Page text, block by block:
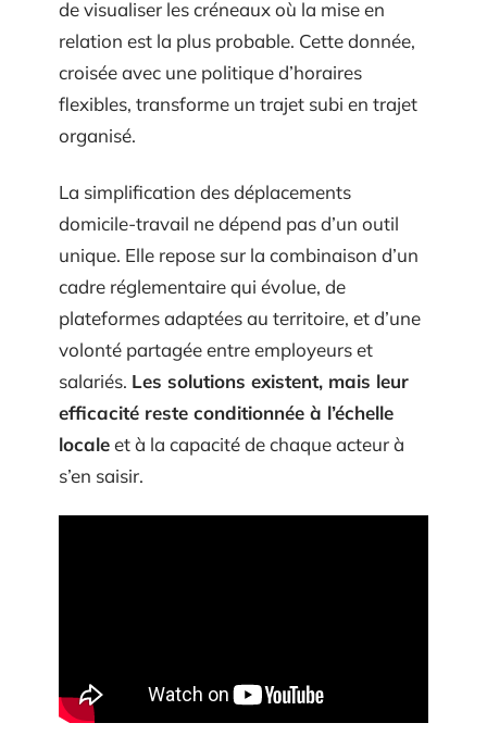
de visualiser les créneaux où la mise en
relation est la plus probable. Cette donnée,
croisée avec une politique d’horaires
flexibles, transforme un trajet subi en trajet
organisé.
La simplification des déplacements
domicile-travail ne dépend pas d’un outil
unique. Elle repose sur la combinaison d’un
cadre réglementaire qui évolue, de
plateformes adaptées au territoire, et d’une
volonté partagée entre employeurs et
salariés. Les solutions existent, mais leur
efficacité reste conditionnée à l’échelle
localeet à la capacité de chaque acteur à
s’en saisir.